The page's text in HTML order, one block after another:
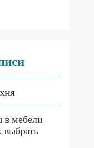
в мебели
выбрать